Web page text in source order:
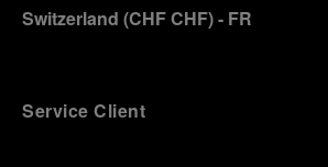
Switzerland (CHF CHF)- FR
Service Client
donnez votre consentement